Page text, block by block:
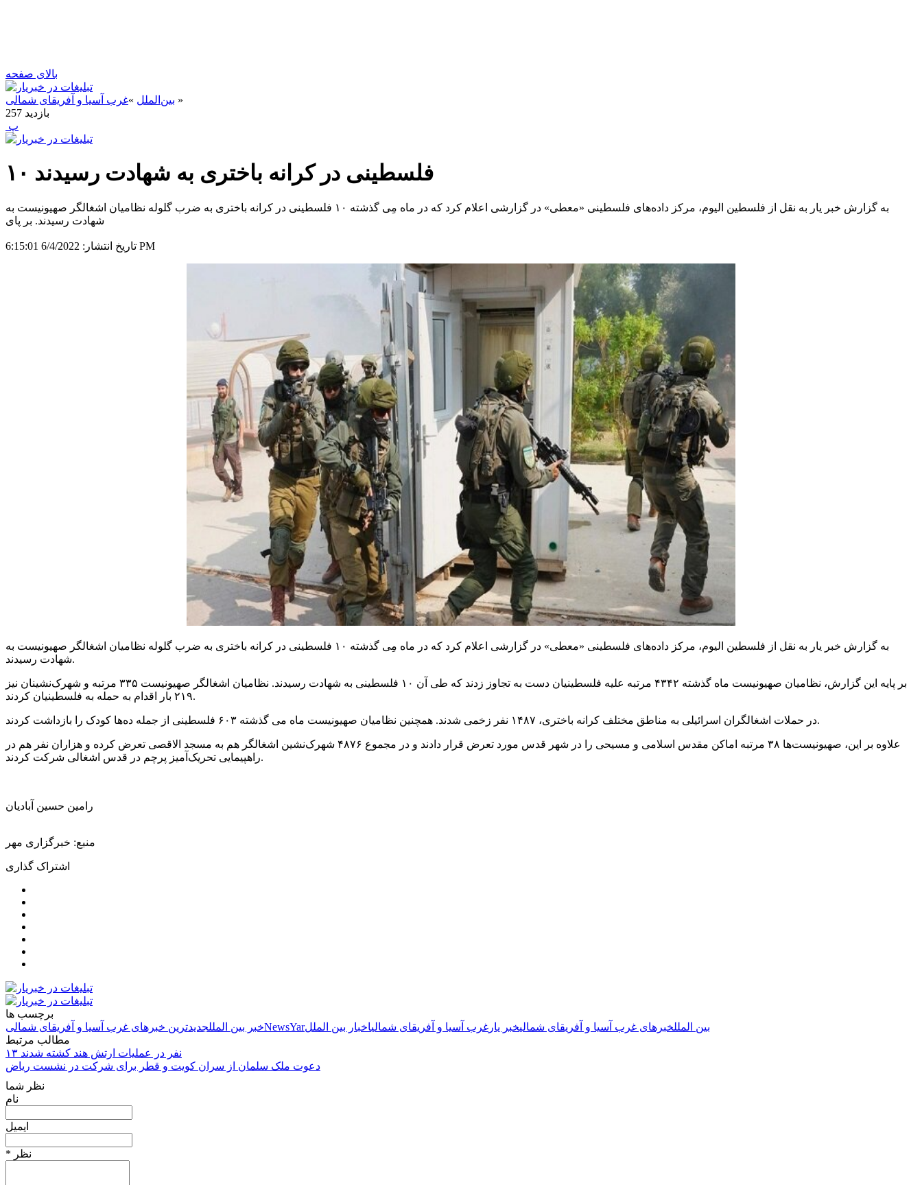
بالای صفحه
بین‌الملل »غرب آسیا و آفریقای شمالی
»
257 بازدید
‍ پ
۱۰ فلسطینی در کرانه باختری به شهادت رسیدند
به گزارش خبر یار به نقل از فلسطین الیوم، مرکز داده‌های فلسطینی «معطی» در گزارشی اعلام کرد که در ماه مِی گذشته ۱۰ فلسطینی در کرانه باختری به ضرب گلوله نظامیان اشغالگر صهیونیست به
شهادت رسیدند. بر پای
تاریخ انتشار: 6/4/2022 6:15:01 PM
به گزارش خبر یار به نقل از فلسطین الیوم، مرکز داده‌های فلسطینی «معطی» در گزارشی اعلام کرد که در ماه مِی گذشته ۱۰ فلسطینی در کرانه باختری به ضرب گلوله نظامیان اشغالگر صهیونیست به
شهادت رسیدند.
بر پایه این گزارش، نظامیان صهیونیست ماه گذشته ۴۳۴۲ مرتبه علیه فلسطینیان دست به تجاوز زدند که طی آن ۱۰ فلسطینی به شهادت رسیدند. نظامیان اشغالگر صهیونیست ۳۳۵ مرتبه و شهرک‌نشینان نیز
۲۱۹ بار اقدام به حمله به فلسطینیان کردند.
در حملات اشغالگران اسرائیلی به مناطق مختلف کرانه باختری، ۱۴۸۷ نفر زخمی شدند. همچنین نظامیان صهیونیست ماه می گذشته ۶۰۳ فلسطینی از جمله ده‌ها کودک را بازداشت کردند.
علاوه بر این، صهیونیست‌ها ۳۸ مرتبه اماکن مقدس اسلامی و مسیحی را در شهر قدس مورد تعرض قرار دادند و در مجموع ۴۸۷۶ شهرک‌نشین اشغالگر هم به مسجد الاقصی تعرض کرده و هزاران نفر هم در
راهپیمایی تحریک‌آمیز پرچم در قدس اشغالی شرکت کردند.
رامین حسین آبادیان
منبع: خبرگزاری مهر
اشتراک گذاری
برچسب ها
خبر بین المللجدیدترین خبرهای غرب آسیا و آفریقای شمالی NewsYar بین المللخبرهای غرب آسیا و آفریقای شمالیخبر یار غرب آسیا و آفریقای شمالیاخبار بین الملل
مطالب مرتبط
۱۳ نفر در عملیات ارتش هند کشته شدند
دعوت ملک سلمان از سران کویت و قطر برای شرکت در نشست ریاض
نظر شما
نام
ایمیل
* نظر